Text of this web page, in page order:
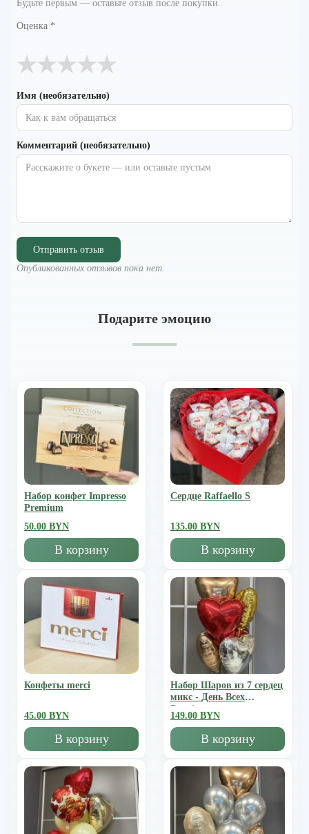
Будьте первым — оставьте отзыв после покупки.
Оценка *
★
★
★
★
★
Имя (необязательно)
Комментарий (необязательно)
Отправить отзыв
Опубликованных отзывов пока нет.
Подарите эмоцию
Набор конфет Impresso
Premium
50.00 BYN
В корзину
Сердце Raffaello S
135.00 BYN
В корзину
Конфеты merci
45.00 BYN
В корзину
Набор Шаров из 7 сердец
микс - День Всех
Влюбленных
149.00 BYN
В корзину